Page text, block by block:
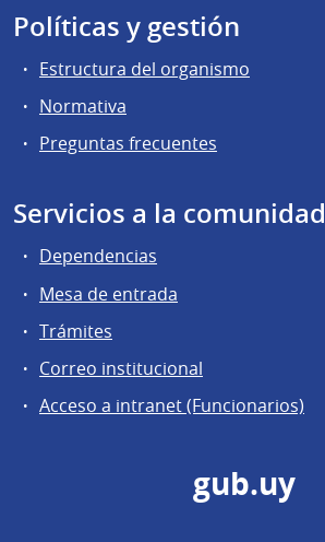
Políticas y gestión
Estructura del organismo
Normativa
Preguntas frecuentes
Servicios a la comunidad
Dependencias
Mesa de entrada
Trámites
Correo institucional
Acceso a intranet (Funcionarios)
gub.uy